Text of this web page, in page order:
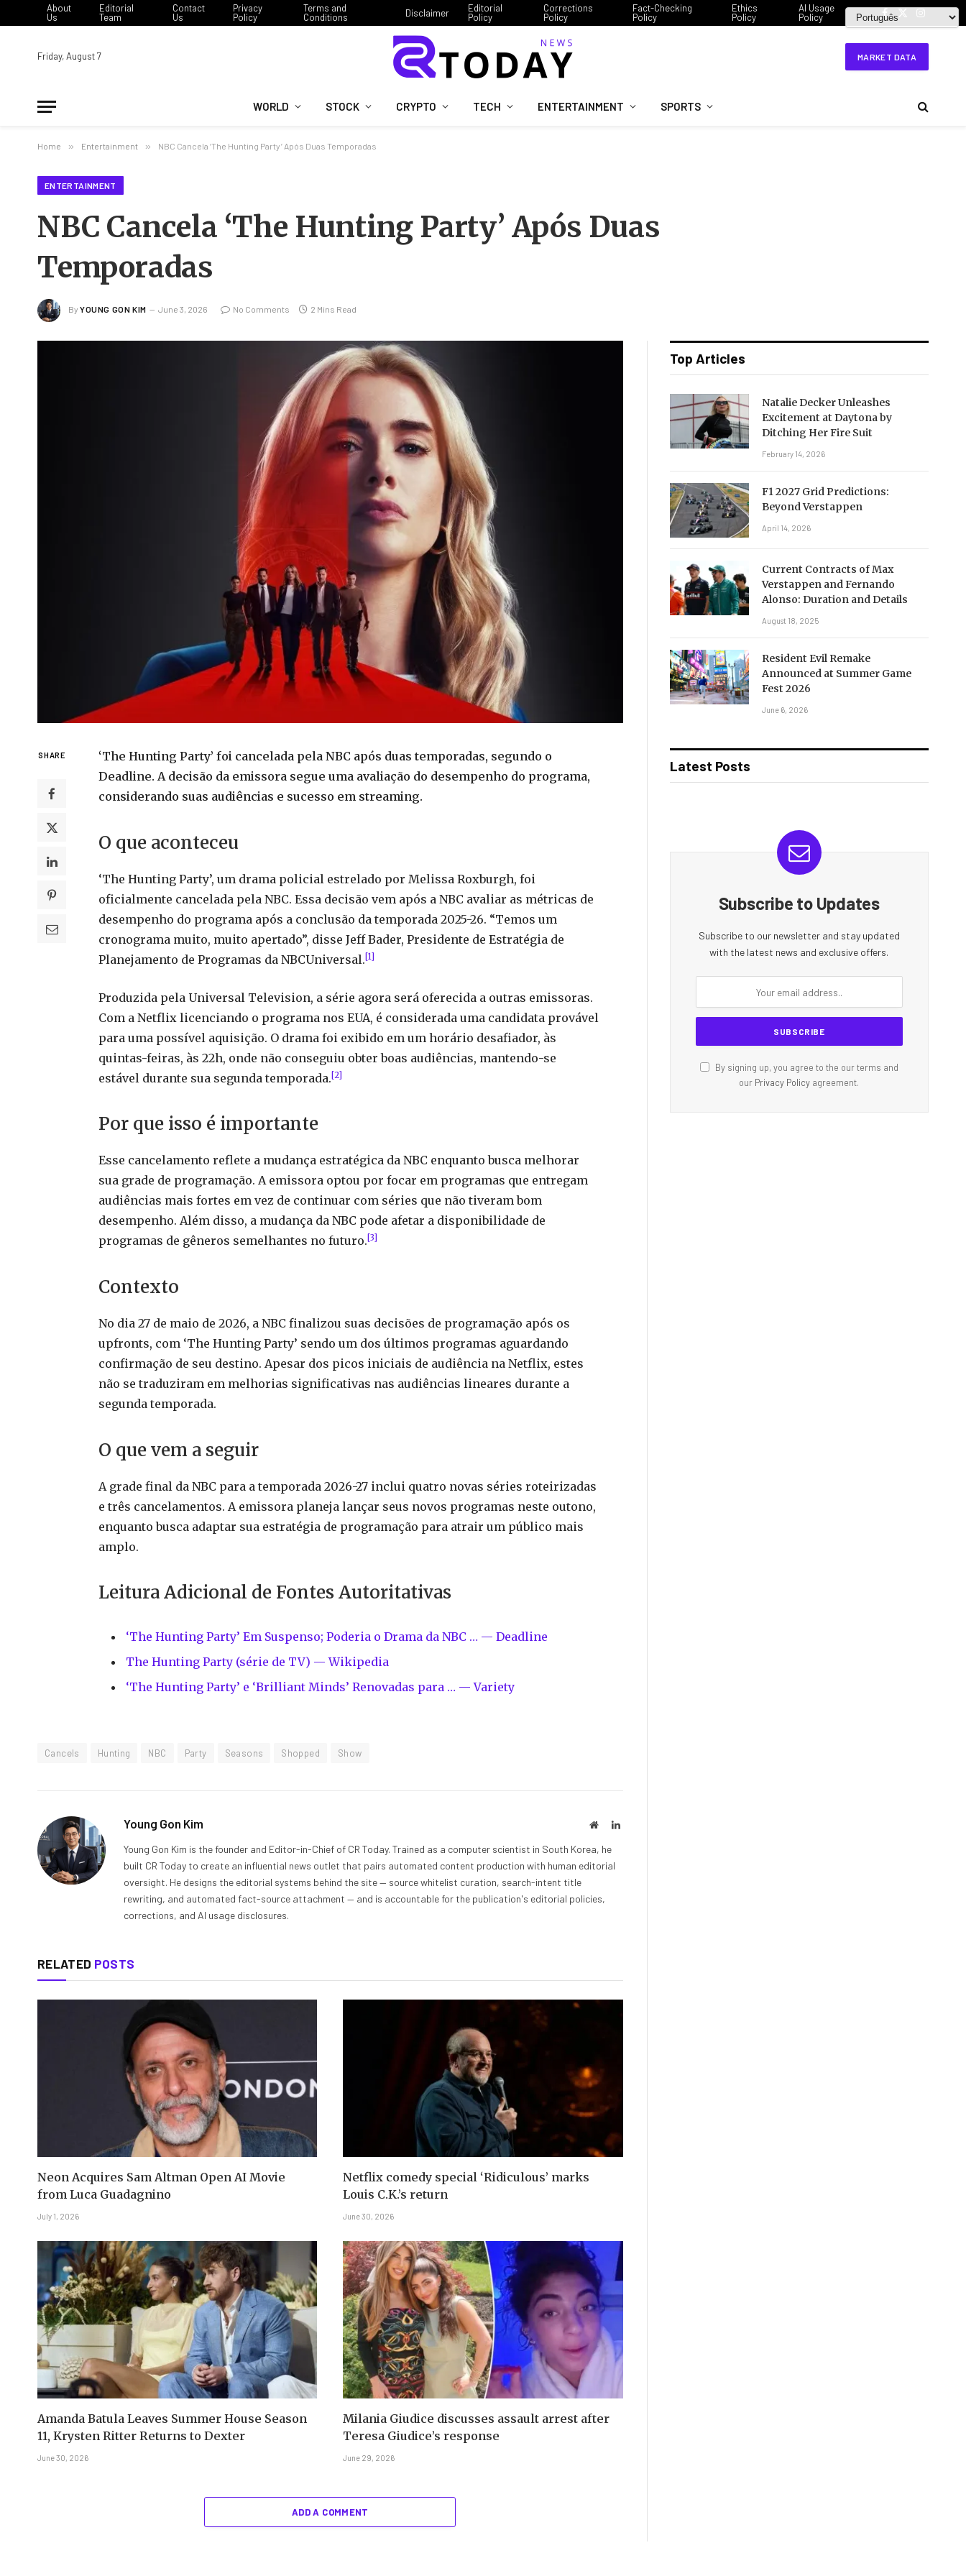
About
Us
Editorial
Team
Contact
Us
Privacy
Policy
Terms and
Conditions
Disclaimer
Editorial
Policy
Corrections
Policy
Fact-Checking
Policy
Ethics
Policy
AI Usage
Policy
Facebook
X
Instagram
Friday, August 7 MARKET DATA
WORLD STOCK CRYPTO TECH ENTERTAINMENT SPORTS
Home » Entertainment » NBC Cancela ‘The Hunting Party’ Após Duas Temporadas
ENTERTAINMENT
NBC Cancela ‘The Hunting Party’ Após Duas
Temporadas
By YOUNG GON KIM June 3, 2026 No Comments 2 Mins Read
SHARE
‘The Hunting Party’ foi cancelada pela NBC após duas temporadas, segundo o
Deadline. A decisão da emissora segue uma avaliação do desempenho do programa,
considerando suas audiências e sucesso em streaming.
O que aconteceu
‘The Hunting Party’, um drama policial estrelado por Melissa Roxburgh, foi
oficialmente cancelada pela NBC. Essa decisão vem após a NBC avaliar as métricas de
desempenho do programa após a conclusão da temporada 2025-26. “Temos um
cronograma muito, muito apertado”, disse Jeff Bader, Presidente de Estratégia de
Planejamento de Programas da NBCUniversal.[1]
Produzida pela Universal Television, a série agora será oferecida a outras emissoras.
Com a Netflix licenciando o programa nos EUA, é considerada uma candidata provável
para uma possível aquisição. O drama foi exibido em um horário desafiador, às
quintas-feiras, às 22h, onde não conseguiu obter boas audiências, mantendo-se
estável durante sua segunda temporada.[2]
Por que isso é importante
Esse cancelamento reflete a mudança estratégica da NBC enquanto busca melhorar
sua grade de programação. A emissora optou por focar em programas que entregam
audiências mais fortes em vez de continuar com séries que não tiveram bom
desempenho. Além disso, a mudança da NBC pode afetar a disponibilidade de
programas de gêneros semelhantes no futuro. [3]
Contexto
No dia 27 de maio de 2026, a NBC finalizou suas decisões de programação após os
upfronts, com ‘The Hunting Party’ sendo um dos últimos programas aguardando
confirmação de seu destino. Apesar dos picos iniciais de audiência na Netflix, estes
não se traduziram em melhorias significativas nas audiências lineares durante a
segunda temporada.
O que vem a seguir
A grade final da NBC para a temporada 2026-27 inclui quatro novas séries roteirizadas
e três cancelamentos. A emissora planeja lançar seus novos programas neste outono,
enquanto busca adaptar sua estratégia de programação para atrair um público mais
amplo.
Leitura Adicional de Fontes Autoritativas
‘The Hunting Party’ Em Suspenso; Poderia o Drama da NBC … — Deadline
The Hunting Party (série de TV) — Wikipedia
‘The Hunting Party’ e ‘Brilliant Minds’ Renovadas para … — Variety
Cancels Hunting NBC Party Seasons Shopped Show
Young Gon Kim WebsiteLinkedIn
Young Gon Kim is the founder and Editor-in-Chief of CR Today. Trained as a computer scientist in South Korea, he
built CR Today to create an influential news outlet that pairs automated content production with human editorial
oversight. He designs the editorial systems behind the site — source whitelist curation, search-intent title
rewriting, and automated fact-source attachment — and is accountable for the publication's editorial policies,
corrections, and AI usage disclosures.
RELATED POSTS
Neon Acquires Sam Altman Open AI Movie
from Luca Guadagnino
July 1, 2026
Netflix comedy special ‘Ridiculous’ marks
Louis C.K.’s return
June 30, 2026
Amanda Batula Leaves Summer House Season
11, Krysten Ritter Returns to Dexter
June 30, 2026
Milania Giudice discusses assault arrest after
Teresa Giudice’s response
June 29, 2026
ADD A COMMENT
Top Articles
Natalie Decker Unleashes
Excitement at Daytona by
Ditching Her Fire Suit
February 14, 2026
F1 2027 Grid Predictions:
Beyond Verstappen
April 14, 2026
Current Contracts of Max
Verstappen and Fernando
Alonso: Duration and Details
August 18, 2025
Resident Evil Remake
Announced at Summer Game
Fest 2026
June 6, 2026
Latest Posts
Subscribe to Updates
Subscribe to our newsletter and stay updated
with the latest news and exclusive offers.
By signing up, you agree to the our terms and
our Privacy Policy agreement.